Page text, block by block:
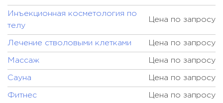
Инъекционная косметология по
телу
Цена по запросу
Лечение стволовыми клетками Цена по запросу
Массаж Цена по запросу
Сауна Цена по запросу
Фитнес Цена по запросу